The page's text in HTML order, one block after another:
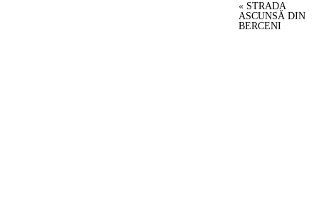
« STRADA
ASCUNSĂ DIN
BERCENI